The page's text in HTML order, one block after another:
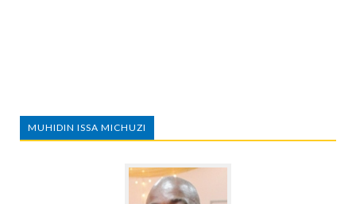
MUHIDIN ISSA MICHUZI